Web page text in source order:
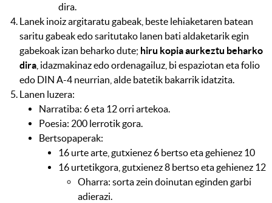
dira.
Lanek inoiz argitaratu gabeak, beste lehiaketaren batean
saritu gabeak edo saritutako lanen bati aldaketarik egin
gabekoak izan beharko dute; hiru kopia aurkeztu beharko
dira , idazmakinaz edo ordenagailuz, bi espaziotan eta folio
edo DIN A-4 neurrian, alde batetik bakarrik idatzita.
Lanen luzera:
Narratiba: 6 eta 12 orri artekoa.
Poesia: 200 lerrotik gora.
Bertsopaperak:
16 urte arte, gutxienez 6 bertso eta gehienez 10
16 urtetikgora, gutxienez 8 bertso eta gehienez 12
Oharra: sorta zein doinutan eginden garbi
adierazi.